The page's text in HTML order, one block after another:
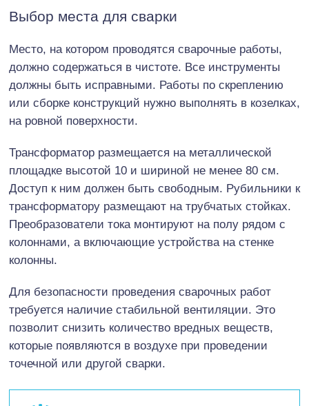
Выбор места для сварки
Место, на котором проводятся сварочные работы,
должно содержаться в чистоте. Все инструменты
должны быть исправными. Работы по скреплению
или сборке конструкций нужно выполнять в козелках,
на ровной поверхности.
Трансформатор размещается на металлической
площадке высотой 10 и шириной не менее 80 см.
Доступ к ним должен быть свободным. Рубильники к
трансформатору размещают на трубчатых стойках.
Преобразователи тока монтируют на полу рядом с
колоннами, а включающие устройства на стенке
колонны.
Для безопасности проведения сварочных работ
требуется наличие стабильной вентиляции. Это
позволит снизить количество вредных веществ,
которые появляются в воздухе при проведении
точечной или другой сварки.